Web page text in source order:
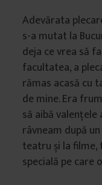
Adevărata
s-a mutat la
deja ce vrea să
facultatea, a
rămas acasă cu
de mine. Era
să aibă
râvneam după
teatru și la
specială pe care